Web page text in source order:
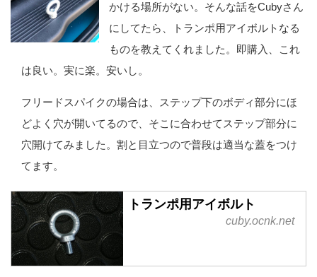
かける場所がない。そんな話をCubyさん
にしてたら、トランポ用アイボルトなる
ものを教えてくれました。即購入、これ
は良い。実に楽。安いし。
フリードスパイクの場合は、ステップ下のボディ部分にほ
どよく穴が開いてるので、そこに合わせてステップ部分に
穴開けてみました。割と目立つので普段は適当な蓋をつけ
てます。
トランポ用アイボルト
cuby.ocnk.net